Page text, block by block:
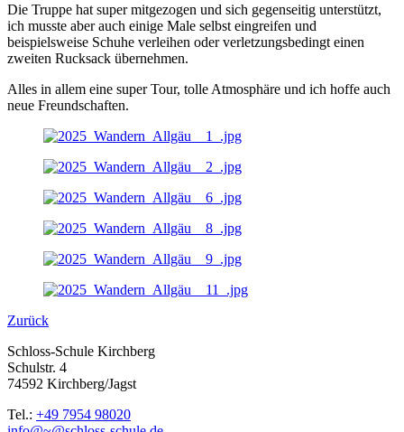
Die Truppe hat super mitgezogen und sich gegenseitig unterstützt,
ich musste aber auch einige Male selbst eingreifen und
beispielsweise Schuhe verleihen oder verletzungsbedingt einen
zweiten Rucksack übernehmen.
Alles in allem eine super Tour, tolle Atmosphäre und ich hoffe auch
neue Freundschaften.
Zurück
Schloss-Schule Kirchberg
Schulstr. 4
74592 Kirchberg/Jagst
Tel.: +49 7954 98020